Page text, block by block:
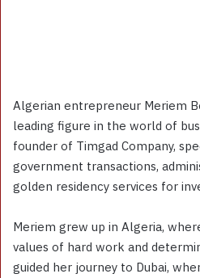
Algerian entrepreneur Meriem
leading figure in the world of
founder of Timgad Company,
government transactions,
golden residency services for
Meriem grew up in Algeria,
values of hard work and
guided her journey to Dubai,